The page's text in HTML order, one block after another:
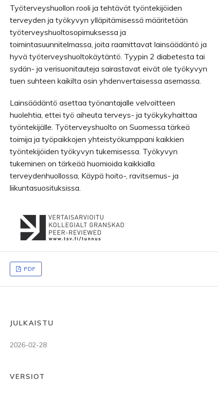
Työterveyshuollon rooli ja tehtävät työntekijöiden
terveyden ja työkyvyn ylläpitämisessä määritetään
työterveyshuoltosopimuksessa ja
toimintasuunnitelmassa, joita raamittavat lainsäädäntö ja
hyvä työterveyshuoltokäytäntö. Tyypin 2 diabetesta tai
sydän- ja verisuonitauteja sairastavat eivät ole työkyvyn
tuen suhteen kaikilta osin yhdenvertaisessa asemassa.
Lainsäädäntö asettaa työnantajalle velvoitteen
huolehtia, ettei työ aiheuta terveys- ja työkykyhaittaa
työntekijälle. Työterveyshuolto on Suomessa tärkeä
toimija ja työpaikkojen yhteistyökumppani kaikkien
työntekijöiden työkyvyn tukemisessa. Työkyvyn
tukeminen on tärkeää huomioida kaikkialla
terveydenhuollossa, Käypä hoito-, ravitsemus- ja
liikuntasuosituksissa.
PDF
JULKAISTU
2026-02-28
VERSIOT